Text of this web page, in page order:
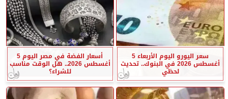
سعر اليورو اليوم الأربعاء 5
أغسطس 2026 في البنوك.. تحديث
لحظي
أسعار الفضة في مصر اليوم 5
أغسطس 2026.. هل الوقت مناسب
للشراء؟